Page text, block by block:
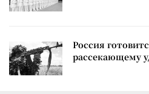
Россия
рассекающему